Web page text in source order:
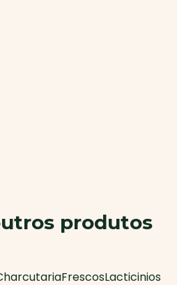
produtos
FrescosLacticinios